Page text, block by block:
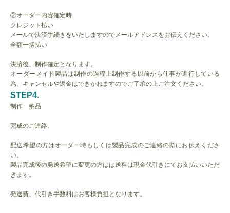
②オーダー内容確定時
クレジット払い
メールで決済手続きをいたしますのでメールアドレスをお伝えください。
全額一括払い
決済後、制作確定となります。
オーダーメイド製品は制作の過程上制作する以前から仕事が進行している
為、キャンセルや返金はできかねますのでご了承の上ご注文ください。
STEP4.
制作 納品
完成のご連絡。
配送希望の方はオーダー時もしくは製品完成のご連絡の際にお伝えくださ
い。
製品完成後の発送希望に変更の方はは送料は現金代引きにてお支払いいただ
きます。
発送費、代引き手数料はお客様負担となります。